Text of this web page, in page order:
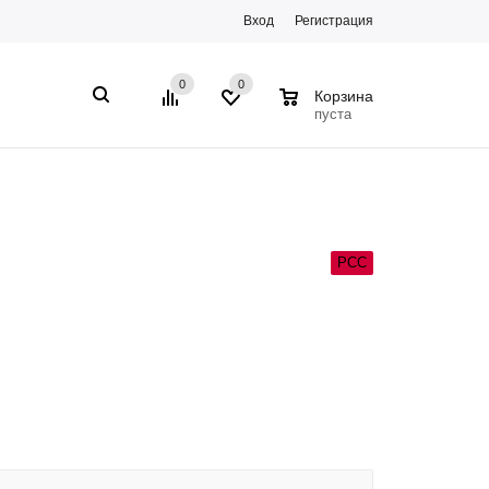
Вход Регистрация
0 0
Корзина
пуста
РСС